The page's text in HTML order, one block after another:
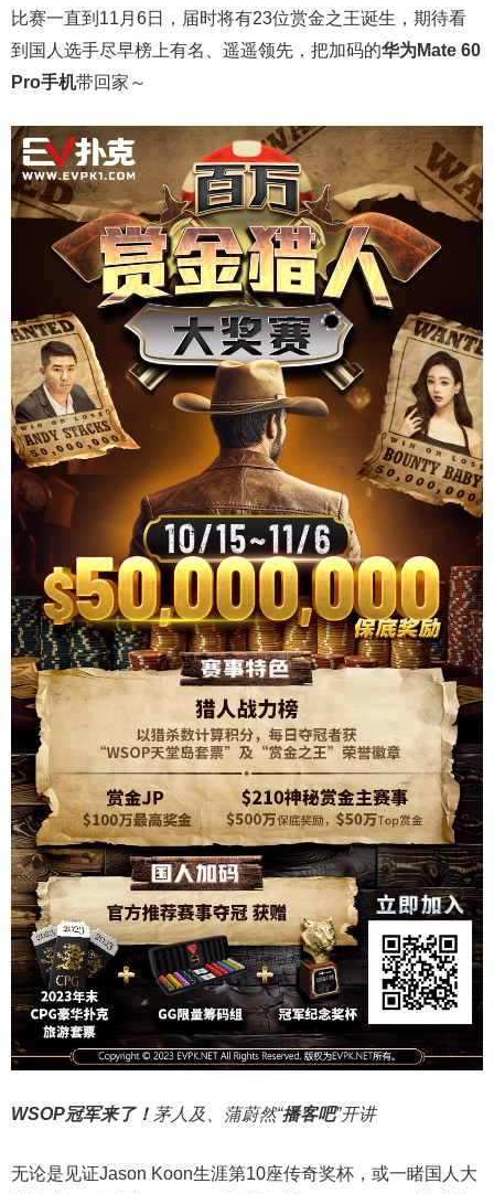
比赛一直到11月6日，届时将有23位赏金之王诞生，期待看
到国人选手尽早榜上有名、遥遥领先，把加码的华为Mate 60
Pro手机带回家～
WSOP冠军来了！ 茅人及、蒲蔚然“播客吧”开讲
无论是见证Jason Koon生涯第10座传奇奖杯，或一睹国人大